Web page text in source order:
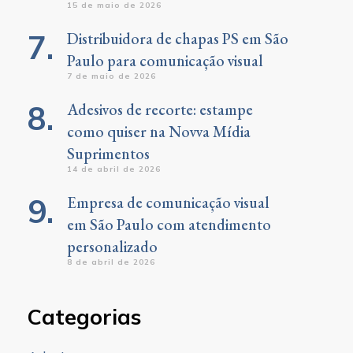
15 de maio de 2026
Distribuidora de chapas PS em São
Paulo para comunicação visual
7 de maio de 2026
Adesivos de recorte: estampe
como quiser na Novva Mídia
Suprimentos
14 de abril de 2026
Empresa de comunicação visual
em São Paulo com atendimento
personalizado
8 de abril de 2026
Categorias